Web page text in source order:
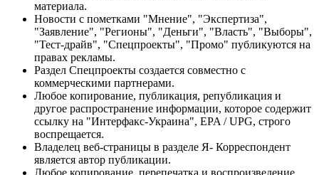
материала.
Новости с пометками "Мнение", "Экспертиза",
"Заявление", "Регионы", "Деньги", "Власть", "Выборы",
"Тест-драйв", "Спецпроекты", "Промо" публикуются на
правах рекламы.
Раздел Спецпроекты создается совместно с
коммерческими партнерами.
Любое копирование, публикация, републикация и
другое распространение информации, которое содержит
ссылку на "Интерфакс-Украина", EPA / UPG, строго
воспрещается.
Владелец веб-страницы в разделе Я- Корреспондент
является автор публикации.
Любое копирование, перепечатка и воспроизведение